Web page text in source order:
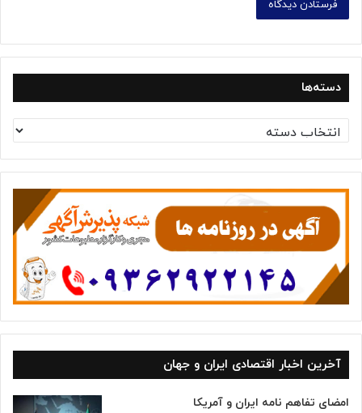
دسته‌ها
س
ت
ه‌
ه
آخرین اخبار اقتصادی ایران و جهان
امضای تفاهم نامه ایران و آمریکا